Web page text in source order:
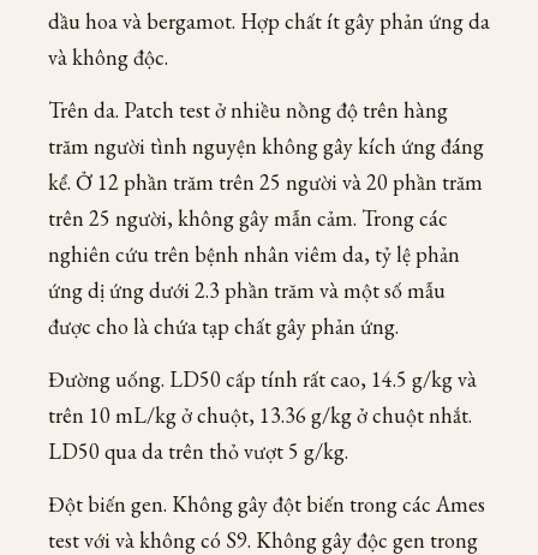
dầu hoa và bergamot. Hợp chất ít gây phản ứng da
và không độc.
Trên da. Patch test ở nhiều nồng độ trên hàng
trăm người tình nguyện không gây kích ứng đáng
kể. Ở 12 phần trăm trên 25 người và 20 phần trăm
trên 25 người, không gây mẫn cảm. Trong các
nghiên cứu trên bệnh nhân viêm da, tỷ lệ phản
ứng dị ứng dưới 2.3 phần trăm và một số mẫu
được cho là chứa tạp chất gây phản ứng.
Đường uống. LD50 cấp tính rất cao, 14.5 g/kg và
trên 10 mL/kg ở chuột, 13.36 g/kg ở chuột nhắt.
LD50 qua da trên thỏ vượt 5 g/kg.
Đột biến gen. Không gây đột biến trong các Ames
test với và không có S9. Không gây độc gen trong